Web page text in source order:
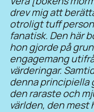
drev mig att
otroligt tuff
fanatisk. Den här
hon gjorde på
engagemang
värderingar.
denna principiella
den raraste och
världen, den mest